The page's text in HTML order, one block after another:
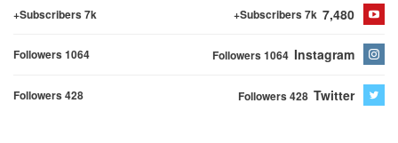
7,480
Subscribers 7k+
Subscribers 7k+
Instagram
Followers 1064
Followers 1064
Twitter
Followers 428
Followers 428